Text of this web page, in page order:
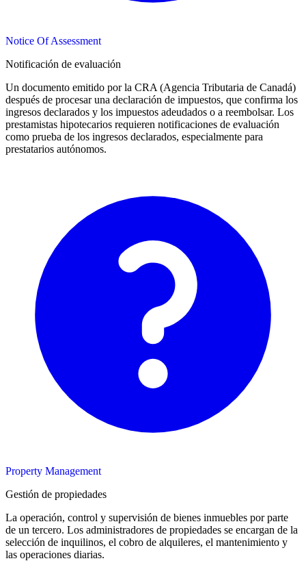
Notice Of Assessment
Notificación de evaluación
Un documento emitido por la CRA (Agencia Tributaria de Canadá)
después de procesar una declaración de impuestos, que confirma los
ingresos declarados y los impuestos adeudados o a reembolsar. Los
prestamistas hipotecarios requieren notificaciones de evaluación
como prueba de los ingresos declarados, especialmente para
prestatarios autónomos.
Property Management
Gestión de propiedades
La operación, control y supervisión de bienes inmuebles por parte
de un tercero. Los administradores de propiedades se encargan de la
selección de inquilinos, el cobro de alquileres, el mantenimiento y
las operaciones diarias.